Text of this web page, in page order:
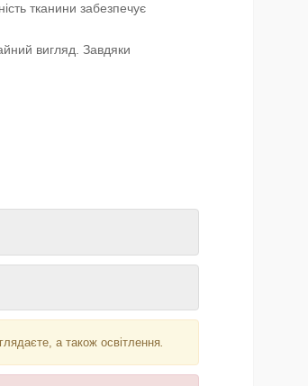
тканини забезпечує
вигляд. Завдяки
а також освітлення.